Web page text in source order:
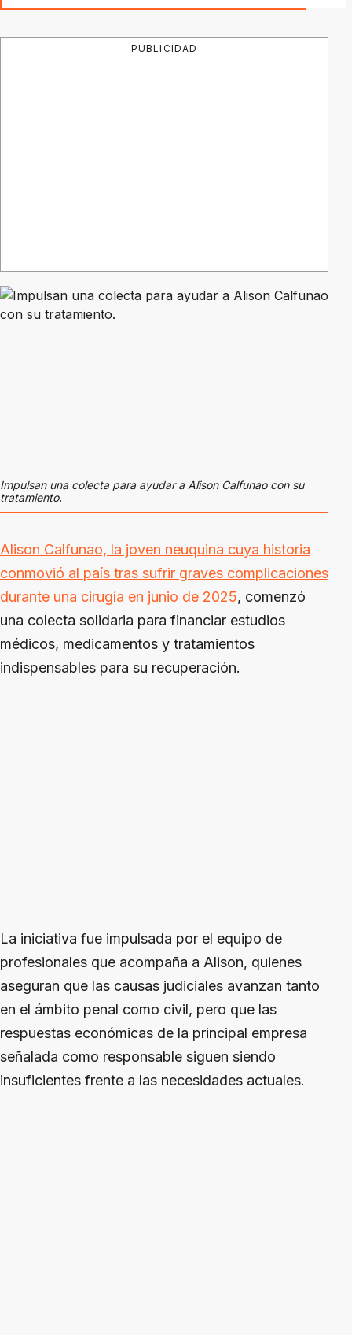
PUBLICIDAD
Impulsan una colecta para ayudar a Alison Calfunao con su
tratamiento.
Alison Calfunao, la joven neuquina cuya historia
conmovió al país tras sufrir graves complicaciones
durante una cirugía en junio de 2025, comenzó
una colecta solidaria para financiar estudios
médicos, medicamentos y tratamientos
indispensables para su recuperación.
La iniciativa fue impulsada por el equipo de
profesionales que acompaña a Alison, quienes
aseguran que las causas judiciales avanzan tanto
en el ámbito penal como civil, pero que las
respuestas económicas de la principal empresa
señalada como responsable siguen siendo
insuficientes frente a las necesidades actuales.